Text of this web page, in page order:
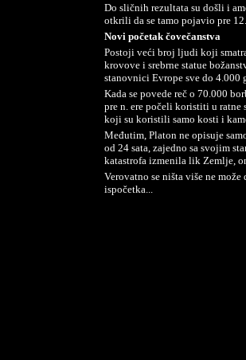
Do sličnih rezultata su došli i
otkrili da se tamo pojavio pre
Novi početak čovečanstva
Postoji veći broj ljudi koji
krovove i srebrne statue
stanovnici Evrope sve do 4.000
Kada se povede reč o 70.000
pre n. ere počeli koristiti u ratne
koji su koristili samo kosti i
Međutim, Platon ne opisuje
od 24 sata, zajedno sa svojim
katastrofa izmenila lik Zemlje,
Verovatno se ništa više ne
ispočetka...